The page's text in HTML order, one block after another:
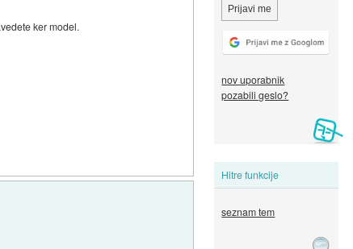
nov uporabnik
pozabili geslo?
Hitre funkcije
seznam tem
ker model.